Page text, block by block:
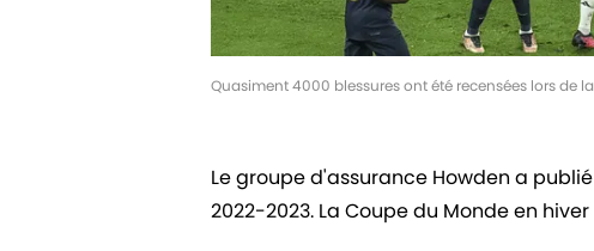
Quasiment 4000 blessures ont été recensées lors
Le groupe d'assurance Howden a
2022-2023. La Coupe du Monde en